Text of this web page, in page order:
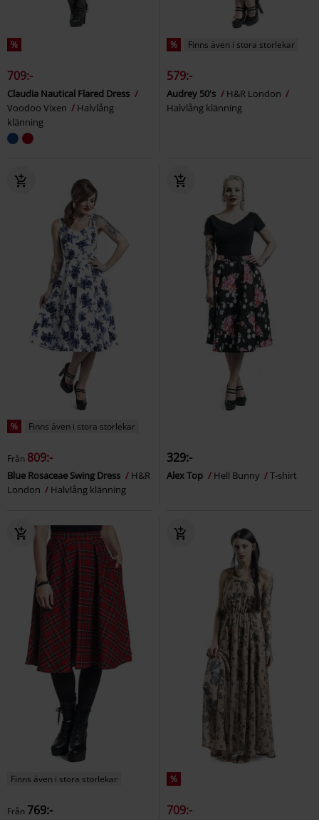
%
709:-
Claudia Nautical Flared Dress
Voodoo Vixen
Halvlång
klänning
% Finns även i stora storlekar
579:-
Audrey 50's
H&R London
Halvlång klänning
% Finns även i stora storlekar
Från 809:-
Blue Rosaceae Swing Dress
H&R
London
Halvlång klänning
329:-
Alex Top Hell Bunny T-shirt
Finns även i stora storlekar
Från 769:-
%
709:-